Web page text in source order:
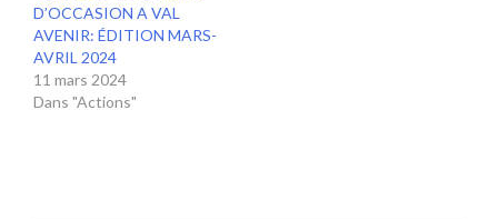
D’OCCASION A VAL
AVENIR: ÉDITION MARS-
AVRIL 2024
11 mars 2024
Dans "Actions"